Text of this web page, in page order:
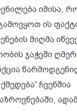
იმისა,
ის
მიღმა
ჯაჭვში
ჩვენშია